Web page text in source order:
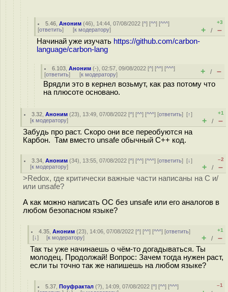
5.46 ,Аноним (46), 14:44, 07/08/2022 [^] [^^] [^^^]
[ответить] [к модератору]
+3
+ / –
Начинай уже изучать https://github.com/carbon-
language/carbon-lang
6.103 ,Аноним (-), 02:57, 09/08/2022 [^] [^^] [^^^]
[ответить] [к модератору] + / –
Врядли это в кернел возьмут, как раз потому что
на плюсоте основано.
3.32 ,Аноним (23), 13:49, 07/08/2022 [^] [^^] [^^^] [ответить][↑]
[к модератору]
+1
+ / –
Забудь про раст. Скоро они все переобуются на
Карбон. Там вместо unsafe обычный C++ код.
3.34 ,Аноним (34), 13:55, 07/08/2022 [^] [^^] [^^^] [ответить][↓]
[к модератору]
–2
+ / –
>Redox, где критически важные части написаны на C и/
или unsafe?
А как можно написать ОС без unsafe или его аналогов в
любом безопасном языке?
4.35 ,Аноним (23), 14:06, 07/08/2022 [^] [^^] [^^^] [ответить]
[↓] [к модератору]
+1
+ / –
Так ты уже начинаешь о чём-то догадываться. Ты
молодец. Продолжай! Вопрос: Зачем тогда нужен раст,
если ты точно так же напишешь на любом языке?
5.37 ,Поуфрактал (?), 14:09, 07/08/2022 [^] [^^] [^^^]
–1